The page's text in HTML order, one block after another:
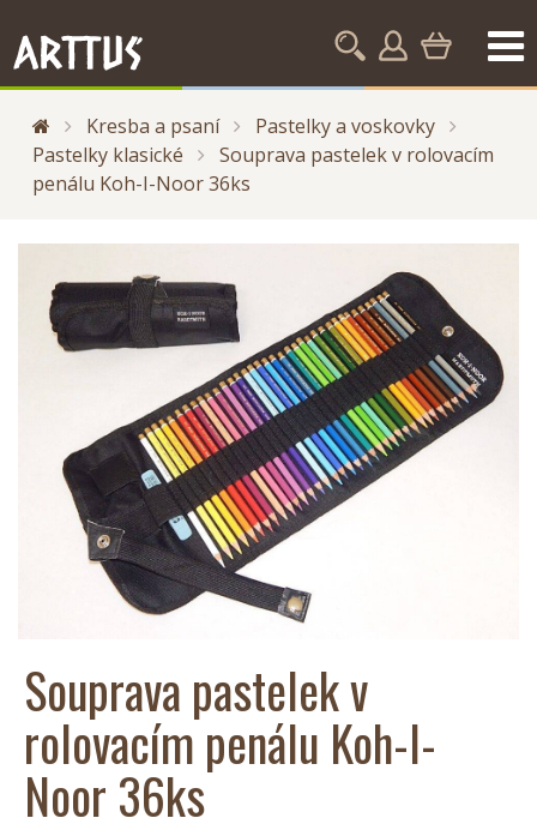
Kresba a psaní
Pastelky a voskovky
Pastelky klasické
Souprava pastelek v rolovacím
penálu Koh-I-Noor 36ks
Souprava pastelek v
rolovacím penálu Koh-I-
Noor 36ks